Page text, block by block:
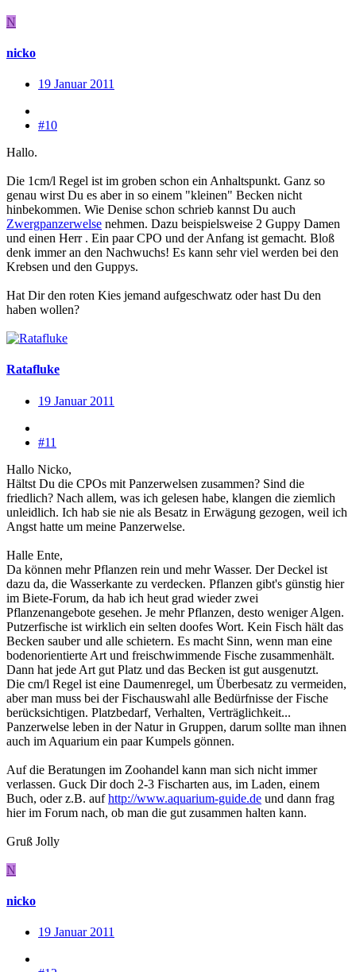
N
nicko
19 Januar 2011
#10
Hallo.
Die 1cm/l Regel ist im groben schon ein Anhaltspunkt. Ganz so
genau wirst Du es aber in so einem "kleinen" Becken nicht
hinbekommen. Wie Denise schon schrieb kannst Du auch
Zwergpanzerwelse nehmen. Dazu beispielsweise 2 Guppy Damen
und einen Herr . Ein paar CPO und der Anfang ist gemacht. Bloß
denk immer an den Nachwuchs! Es kann sehr viel werden bei den
Krebsen und den Guppys.
Hat Dir den roten Kies jemand aufgeschwatz oder hast Du den
haben wollen?
Ratafluke
19 Januar 2011
#11
Hallo Nicko,
Hältst Du die CPOs mit Panzerwelsen zusammen? Sind die
friedlich? Nach allem, was ich gelesen habe, klangen die ziemlich
unleidlich. Ich hab sie nie als Besatz in Erwägung gezogen, weil ich
Angst hatte um meine Panzerwelse.
Halle Ente,
Da können mehr Pflanzen rein und mehr Wasser. Der Deckel ist
dazu da, die Wasserkante zu verdecken. Pflanzen gibt's günstig hier
im Biete-Forum, da hab ich heut grad wieder zwei
Pflanzenangebote gesehen. Je mehr Pflanzen, desto weniger Algen.
Putzerfische ist wirklich ein selten doofes Wort. Kein Fisch hält das
Becken sauber und alle schietern. Es macht Sinn, wenn man eine
bodenorientierte Art und freischwimmende Fische zusammenhält.
Dann hat jede Art gut Platz und das Becken ist gut ausgenutzt.
Die cm/l Regel ist eine Daumenregel, um Überbesatz zu vermeiden,
aber man muss bei der Fischauswahl alle Bedürfnisse der Fische
berücksichtigen. Platzbedarf, Verhalten, Verträglichkeit...
Panzerwelse leben in der Natur in Gruppen, darum sollte man ihnen
auch im Aquarium ein paar Kumpels gönnen.
Auf die Beratungen im Zoohandel kann man sich nicht immer
verlassen. Guck Dir doch 2-3 Fischarten aus, im Laden, einem
Buch, oder z.B. aufhttp://www.aquarium-guide.de und dann frag
hier im Forum nach, ob man die gut zusammen halten kann.
Gruß Jolly
N
nicko
19 Januar 2011